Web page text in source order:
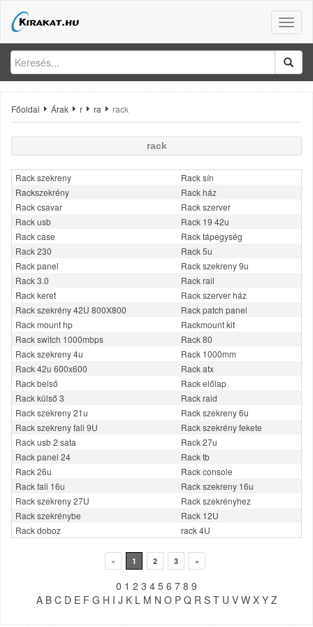
Toggle
Főoldal Árak r ra rack
rack
Rack szekreny
Rack sín
Rackszekrény
Rack ház
Rack csavar
Rack szerver
Rack usb
Rack 19 42u
Rack case
Rack tápegység
Rack 230
Rack 5u
Rack panel
Rack szekreny 9u
Rack 3.0
Rack rail
Rack keret
Rack szerver ház
Rack szekrény 42U 800X800
Rack patch panel
Rack mount hp
Rackmount kit
Rack switch 1000mbps
Rack 80
Rack szekreny 4u
Rack 1000mm
Rack 42u 600x600
Rack atx
Rack belső
Rack előlap
Rack külső 3
Rack raid
Rack szekreny 21u
Rack szekreny 6u
Rack szekreny fali 9U
Rack szekrény fekete
Rack usb 2 sata
Rack 27u
Rack panel 24
Rack tb
Rack 26u
Rack console
Rack fali 16u
Rack szekreny 16u
Rack szekreny 27U
Rack szekrényhez
Rack szekrénybe
Rack 12U
Rack doboz
rack 4U
« 1 2 3 »
0 1 2 3 4 5 6 7 8 9
A B C D E F G H I J K L M N O P Q R S T U V W X Y Z